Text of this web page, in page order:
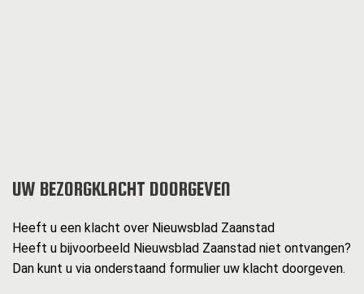
UW BEZORGKLACHT DOORGEVEN
Heeft u een klacht over Nieuwsblad Zaanstad
Heeft u bijvoorbeeld Nieuwsblad Zaanstad niet ontvangen?
Dan kunt u via onderstaand formulier uw klacht doorgeven.